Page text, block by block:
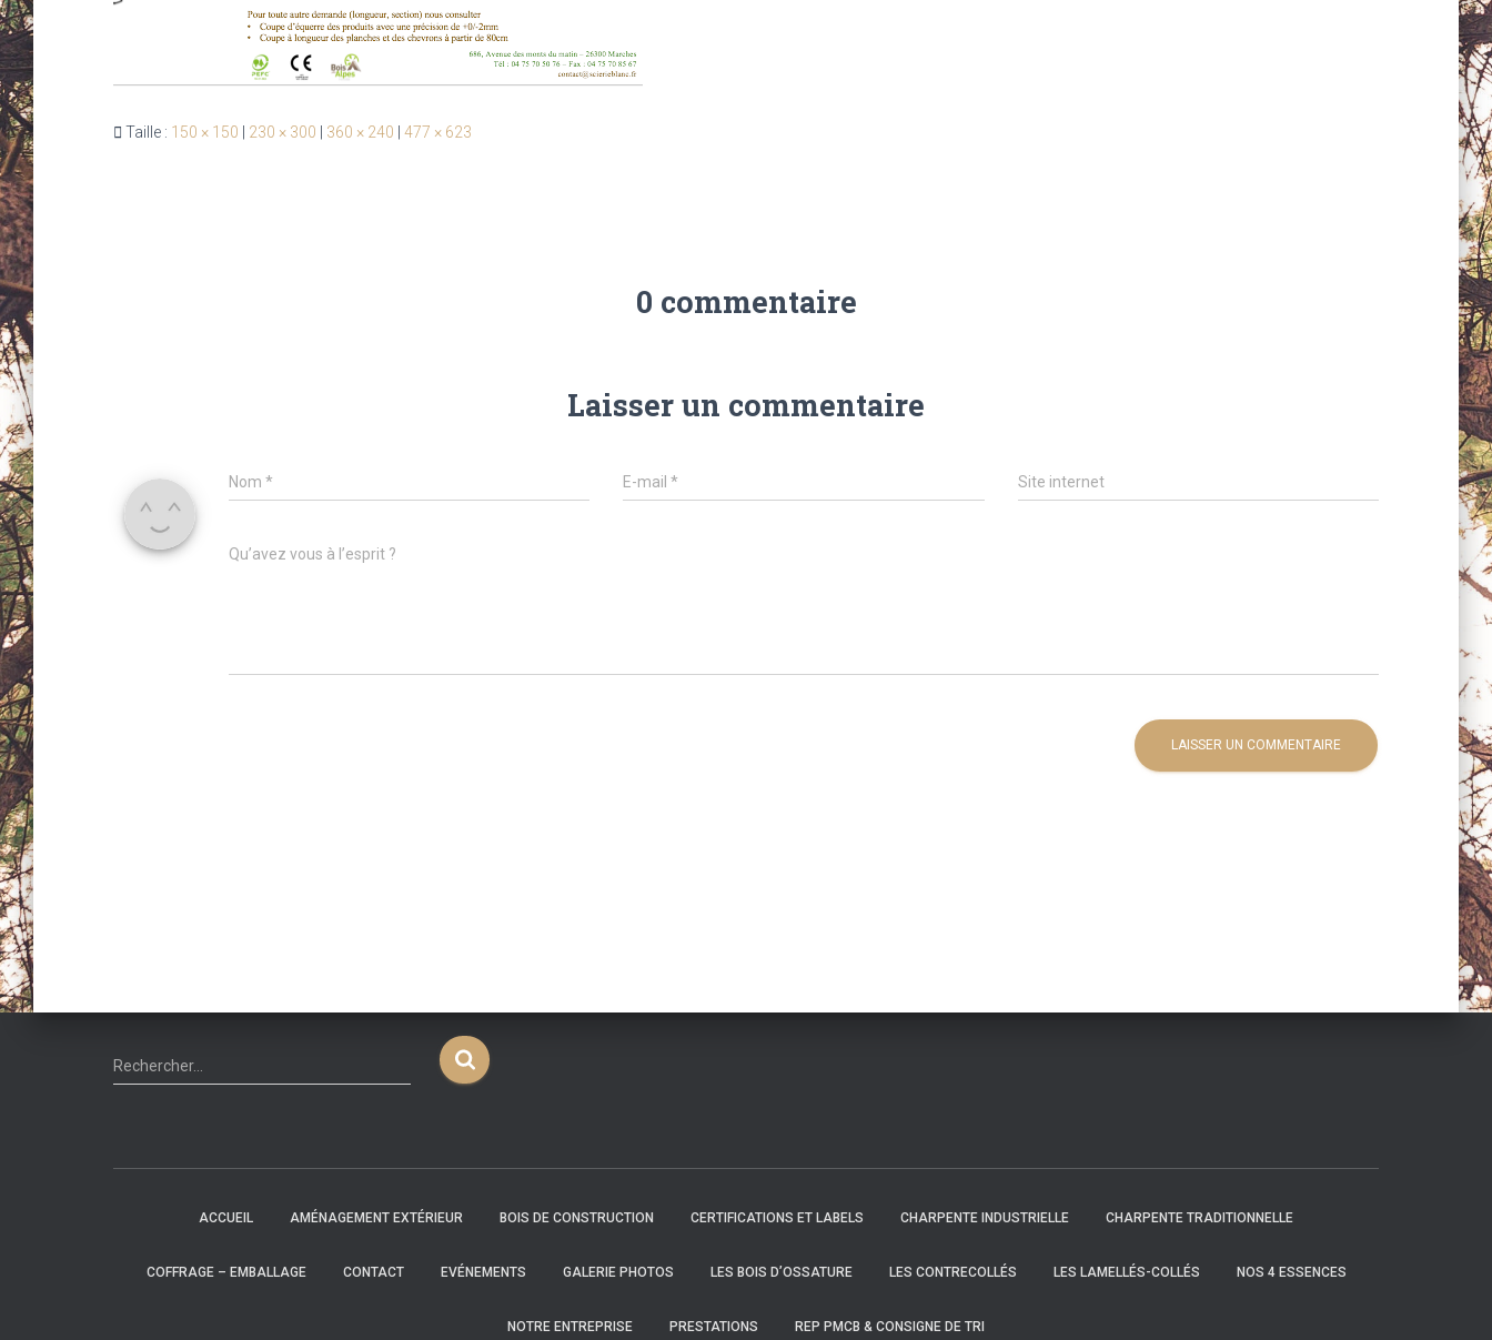
Taille : 150 × 150 230 × 300 360 × 240 477 × 623
0 commentaire
Laisser un commentaire
Nom * E-mail* Site internet
Qu’avez vous à l’esprit ?
R
e
Rechercher…
ACCUEIL AMÉNAGEMENT EXTÉRIEUR BOIS DE CONSTRUCTION CERTIFICATIONS ET LABELS CHARPENTE INDUSTRIELLE CHARPENTE TRADITIONNELLE
COFFRAGE – EMBALLAGE CONTACT EVÉNEMENTS GALERIE PHOTOS LES BOIS D’OSSATURE LES CONTRECOLLÉS LES LAMELLÉS-COLLÉS NOS 4 ESSENCES
NOTRE ENTREPRISE PRESTATIONS REP PMCB & CONSIGNE DE TRI